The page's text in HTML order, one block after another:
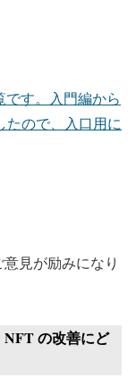
です。入門編から
たので、入口用に
見が励みになり
NFT の改善にど